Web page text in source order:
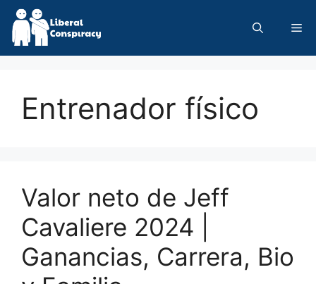
Skip
content
Entrenador físico
Valor neto de Jeff
Cavaliere 2024 |
Ganancias, Carrera, Bio